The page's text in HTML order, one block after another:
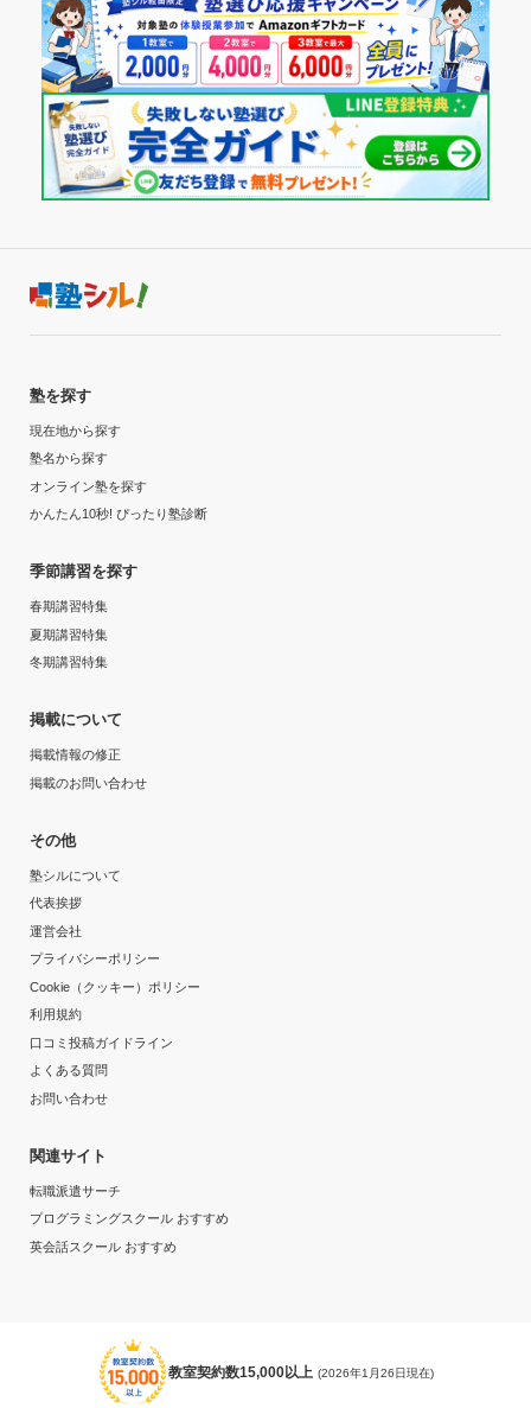
塾を探す
現在地から探す
塾名から探す
オンライン塾を探す
かんたん10秒! ぴったり塾診断
季節講習を探す
春期講習特集
夏期講習特集
冬期講習特集
掲載について
掲載情報の修正
掲載のお問い合わせ
その他
塾シルについて
代表挨拶
運営会社
プライバシーポリシー
Cookie（クッキー）ポリシー
利用規約
口コミ投稿ガイドライン
よくある質問
お問い合わせ
関連サイト
転職派遣サーチ
プログラミングスクール おすすめ
英会話スクール おすすめ
教室契約数15,000以上 (2026年1月26日現在)